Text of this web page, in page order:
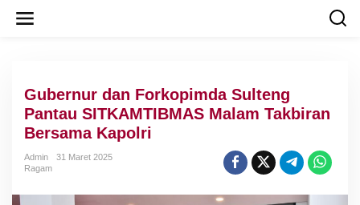
Gubernur dan Forkopimda Sulteng
Pantau SITKAMTIBMAS Malam Takbiran
Bersama Kapolri
Admin
31 Maret 2025
Ragam